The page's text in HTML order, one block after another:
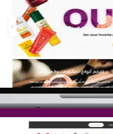
الشرقية